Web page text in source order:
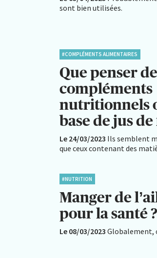
sont bien utilisées.
#COMPLÉMENTS ALIMENTAIRES
Que penser
compléments
nutritionnels
base de jus
Le 24/03/2023 Ils semblent
que ceux contenant des
#NUTRITION
Manger de
pour la santé ?
Le 08/03/2023 Globalement,